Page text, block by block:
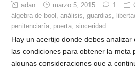
adan marzo 5, 2015 1
álgebra de bool
,análisis ,guardias
penitenciaría puerta ,sinceridad
Hay un acertijo donde debes
las condiciones para obtener la meta
algunas consideraciones que a